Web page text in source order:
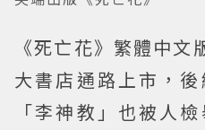
《死亡花》繁體中
大書店通路上市，
「李神教」也被人